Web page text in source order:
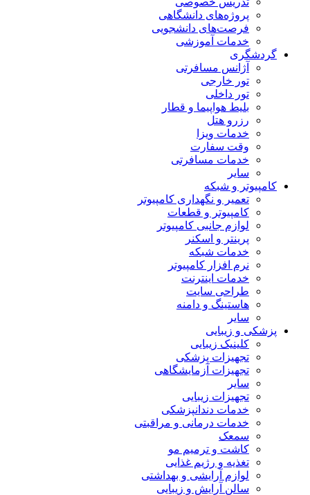
پروژه‌های دانشگاهی
فرصت‌های دانشجویی
خدمات آموزشی
گردشگری
آژانس مسافرتی
تور خارجی
تور داخلی
بلیط هواپیما و قطار
رزرو هتل
خدمات ویزا
وقت سفارت
خدمات مسافرتی
سایر
کامپیوتر و شبکه
تعمیر و نگهداری کامپیوتر
کامپیوتر و قطعات
لوازم جانبی کامپیوتر
پرینتر و اسکنر
خدمات شبکه
نرم افزار کامپیوتر
خدمات اینترنت
طراحی سایت
هاستینگ و دامنه
سایر
پزشکی و زیبایی
کلینیک زیبایی
تجهیزات پزشکی
تجهیزات آزمایشگاهی
سایر
تجهیزات زیبایی
خدمات دندانپزشکی
خدمات درمانی و مراقبتی
سمعک
کاشت و ترمیم مو
تغذیه و رژیم غذایی
لوازم آرایشی و بهداشتی
سالن آرایش و زیبایی